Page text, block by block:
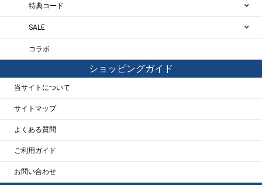
特典コード
SALE
コラボ
ショッピングガイド
当サイトについて
サイトマップ
よくある質問
ご利用ガイド
お問い合わせ